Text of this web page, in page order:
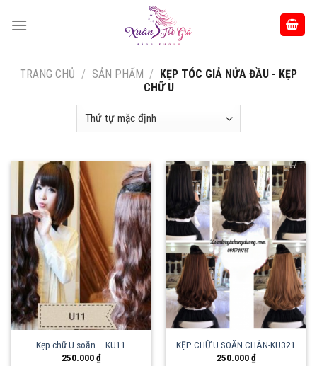
TRANG CHỦ / SẢN PHẨM / KẸP TÓC GIẢ NỬA ĐẦU - KẸP
CHỮ U
Kẹp chữ U soăn – KU11
250.000₫
KẸP CHỮ U SOĂN CHÂN-KU321
250.000₫